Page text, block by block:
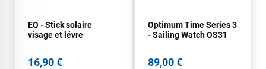
EQ - Stick solaire
visage et lévre
16,90 €
Optimum Time Series 3
- Sailing Watch OS31
89,00 €